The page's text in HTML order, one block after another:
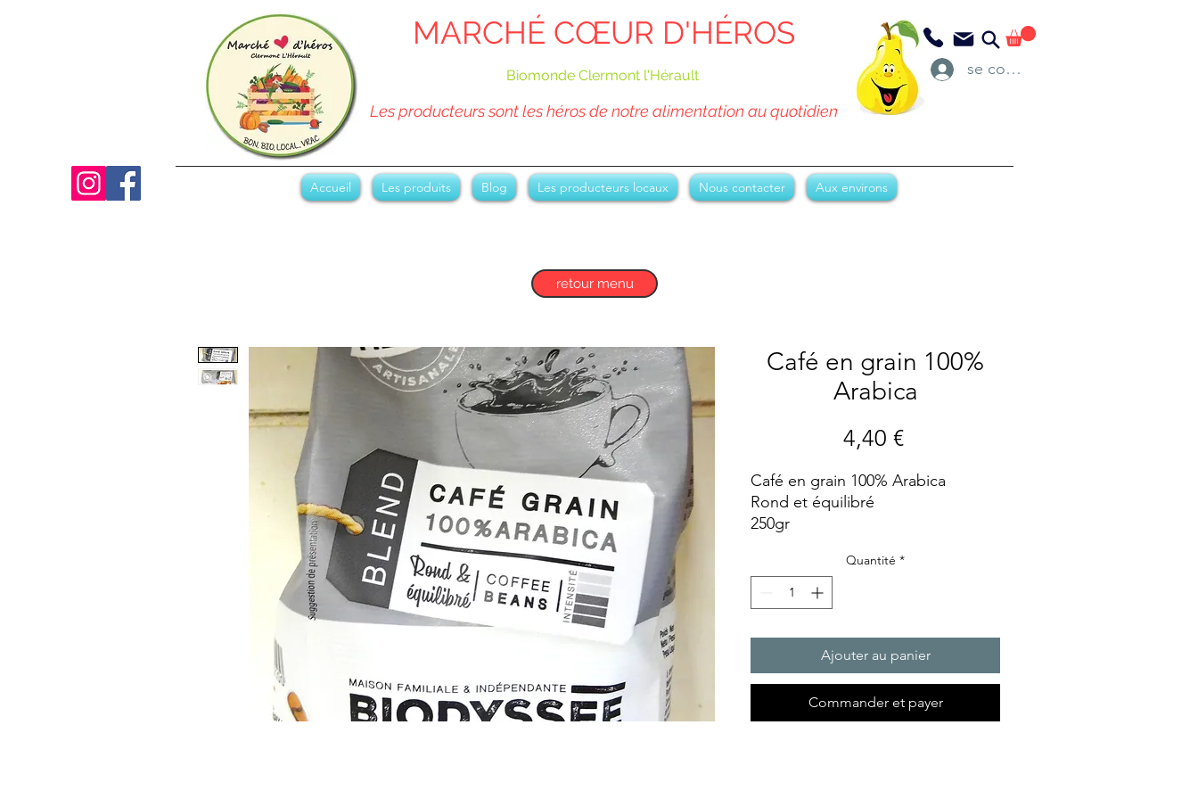
MARCHÉ CŒUR D'HÉROS
Biomonde Clermont l'Hérault
Les producteurs sont les héros de notre alimentation au quotidien
se connecter
Accueil Les produits Blog Les producteurs locaux Nous contacter Aux environs
Café en grain 100%
Arabica
4,40 €Prix
Café en grain 100% Arabica
Rond et équilibré
250gr
Quantité *
Ajouter au panier
Commander et payer
retour menu